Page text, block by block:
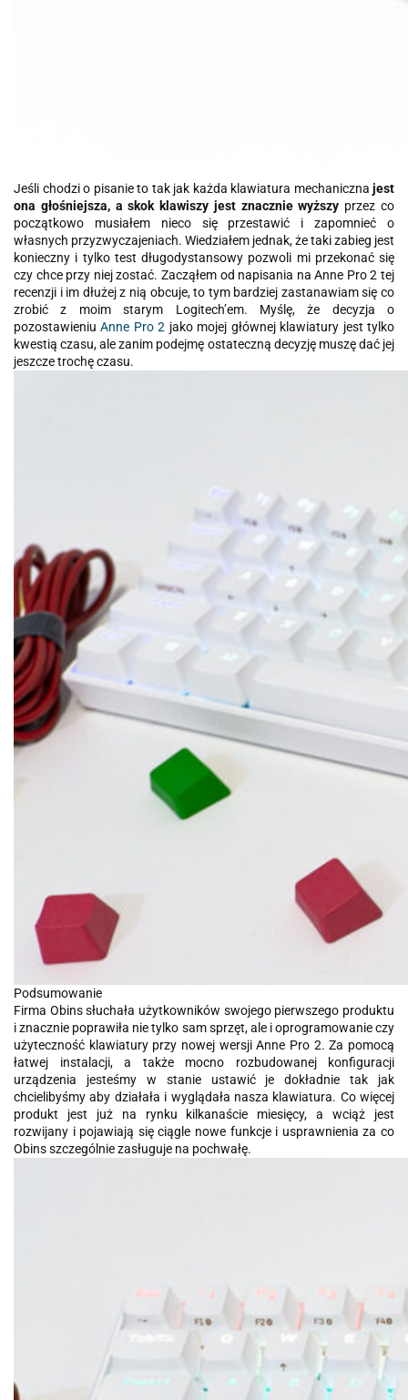
Jeśli chodzi o pisanie to tak jak każda klawiatura mechaniczna jest
ona głośniejsza, a skok klawiszy jest znacznie wyższy przez co
początkowo musiałem nieco się przestawić i zapomnieć o
własnych przyzwyczajeniach. Wiedziałem jednak, że taki zabieg jest
konieczny i tylko test długodystansowy pozwoli mi przekonać się
czy chce przy niej zostać. Zacząłem od napisania na Anne Pro 2 tej
recenzji i im dłużej z nią obcuje, to tym bardziej zastanawiam się co
zrobić z moim starym Logitech’em. Myślę, że decyzja o
pozostawieniuAnne Pro 2 jako mojej głównej klawiatury jest tylko
kwestią czasu, ale zanim podejmę ostateczną decyzję muszę dać jej
jeszcze trochę czasu.
Podsumowanie
Firma Obins słuchała użytkowników swojego pierwszego produktu
i znacznie poprawiła nie tylko sam sprzęt, ale i oprogramowanie czy
użyteczność klawiatury przy nowej wersji Anne Pro 2. Za pomocą
łatwej instalacji, a także mocno rozbudowanej konfiguracji
urządzenia jesteśmy w stanie ustawić je dokładnie tak jak
chcielibyśmy aby działała i wyglądała nasza klawiatura. Co więcej
produkt jest już na rynku kilkanaście miesięcy, a wciąż jest
rozwijany i pojawiają się ciągle nowe funkcje i usprawnienia za co
Obins szczególnie zasługuje na pochwałę.